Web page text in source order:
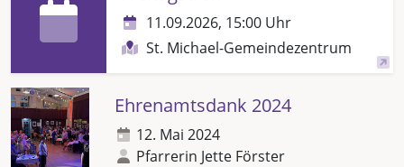
11.09.2026, 15:00 Uhr
St. Michael-Gemeindezentrum
Ehrenamtsdank 2024
12. Mai 2024
Pfarrerin Jette Förster